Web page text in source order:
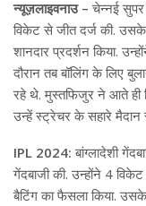
न्यूज़लाइवनाउ – चेन्नई
विकेट से जीत दर्ज की. उसके
शानदार प्रदर्शन किया.
दौरान तब बॉलिंग के लिए
रहे थे. मुस्तफिजुर ने आते ही
उन्हें स्ट्रेचर के सहारे मैदान
IPL 2024: बांग्लादेशी
गेंदबाजी की. उन्होंने 4
बैटिंग का फैसला किया.